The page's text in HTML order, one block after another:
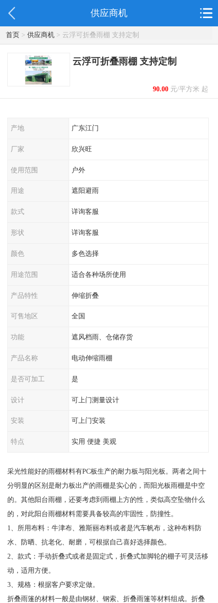
供应商机
首页> 供应商机> 云浮可折叠雨棚 支持定制
云浮可折叠雨棚 支持定制
90.00元/平方米 起
产地 广东江门
厂家 欣兴旺
使用范围 户外
用途 遮阳避雨
款式 详询客服
形状 详询客服
颜色 多色选择
用途范围 适合各种场所使用
产品特性 伸缩折叠
可售地区 全国
功能 遮风档雨、仓储存货
产品名称 电动伸缩雨棚
是否可加工 是
设计 可上门测量设计
安装 可上门安装
特点 实用 便捷 美观
采光性能好的雨棚材料有PC板生产的耐力板与阳光板。两者之间十
分明显的区别是耐力板出产的雨棚是实心的，而阳光板雨棚是中空
的。其他阳台雨棚，还要考虑到雨棚上方的性，类似高空坠物什么
的，对此阳台雨棚材料需要具备较高的牢固性，防撞性。
1、所用布料：牛津布、雅斯丽布料或者是汽车帆布，这种布料防
水、防晒、抗老化、耐磨，可根据自己喜好选择颜色。
2、款式：手动折叠式或者是固定式，折叠式加脚轮的棚子可灵活移
动，适用方便。
3、规格：根据客户要求定做。
折叠雨篷的材料一般是由钢材、钢索、折叠雨篷等材料组成。折叠